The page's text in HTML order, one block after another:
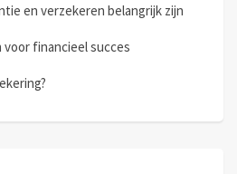
en verzekeren belangrijk zijn
financieel succes